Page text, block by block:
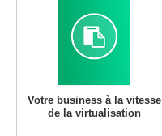
Votre business à la vitesse
de la virtualisation